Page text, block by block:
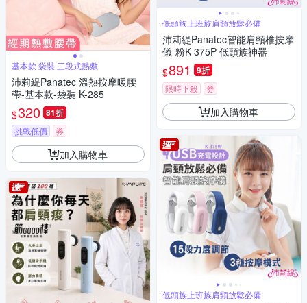
基本款 袋裝 三段式熱敷
沛莉緹Panatec 溫熱按摩暖腰
帶-基本款-袋裝 K-285
$320 81折
挑戰低價 券
加入購物車
低頭族上班族肩頸放鬆必備
沛莉緹Panatec智能肩頸椎按摩
儀-粉K-375P 低頭族神器
$891 9折
限時下殺 券
加入購物車
低頭族上班族肩頸放鬆必備